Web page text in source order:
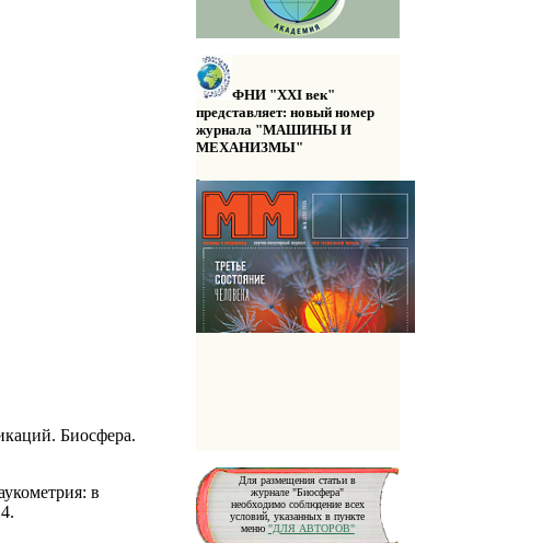
ФНИ "XXI век"
представляет: новый номер
журнала "МАШИНЫ И
МЕХАНИЗМЫ"
Для размещения статьи в
журнале "Биосфера"
необходимо соблюдение всех
условий, указанных в пункте
меню "ДЛЯ АВТОРОВ"
Биосфера.
в